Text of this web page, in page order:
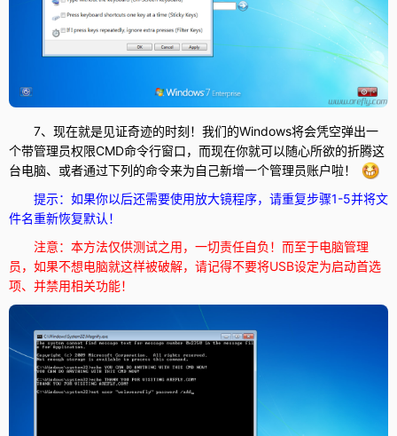
7、现在就是见证奇迹的时刻！我们的Windows将会凭空弹出一
个带管理员权限CMD命令行窗口，而现在你就可以随心所欲的折腾这
台电脑、或者通过下列的命令来为自己新增一个管理员账户啦！
提示：如果你以后还需要使用放大镜程序，请重复步骤1-5并将文
件名重新恢复默认！
注意：本方法仅供测试之用，一切责任自负！而至于电脑管理
员，如果不想电脑就这样被破解，请记得不要将USB设定为启动首选
项、并禁用相关功能！